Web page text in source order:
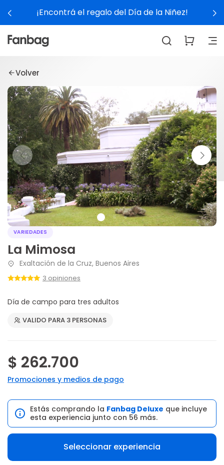
¡Encontrá el regalo del Día de la Niñez!
Volver
VARIEDADES
La Mimosa
Exaltación de la Cruz, Buenos Aires
3 opiniones
Día de campo para tres adultos
VALIDO PARA 3 PERSONAS
$ 262.700
Promociones y medios de pago
Estás comprando la Fanbag Deluxe que incluye
esta experiencia junto con 56 más.
Seleccionar experiencia